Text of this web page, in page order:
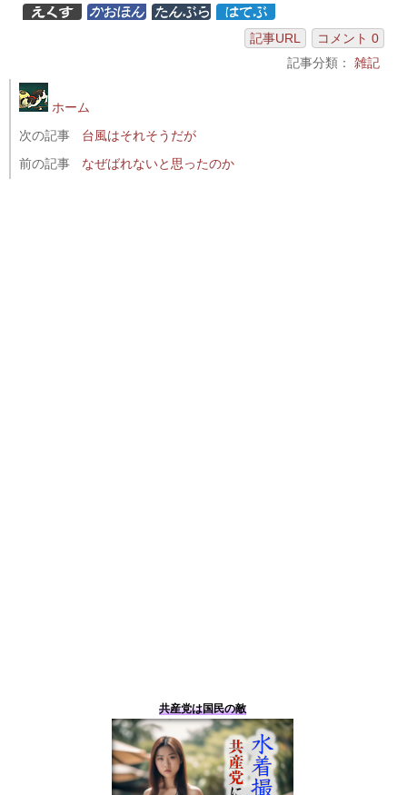
記事URL
コメント 0
記事分類： 雑記
ホーム
次の記事
台風はそれそうだが
前の記事
なぜばれないと思ったのか
共産党は国民の敵